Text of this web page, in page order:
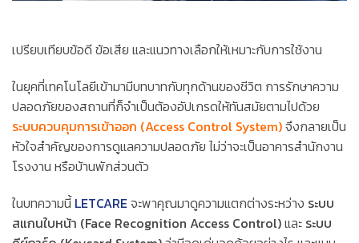
เปรียบเทียบข้อดี ข้อเสีย และแนวทางเลือกให้เหมาะกับการใช้งาน
ในยุคที่เทคโนโลยีเข้ามามีบทบาทกับทุกด้านของชีวิต การรักษาความ
ปลอดภัยของสถานที่ก็จำเป็นต้องอัปเกรดให้ทันสมัยตามไปด้วย
ระบบควบคุมการเข้าออก (Access Control System)จึงกลายเป็น
หัวใจสำคัญของการดูแลความปลอดภัย ไม่ว่าจะเป็นอาคารสำนักงาน
โรงงาน หรือบ้านพักส่วนตัว
ในบทความนี้LETCAREจะพาคุณมาดูความแตกต่างระหว่าง ระบบ
สแกนใบหน้า (Face Recognition Access Control)และ ระบบ